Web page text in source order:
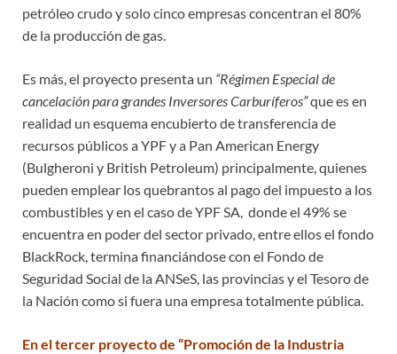
petróleo crudo y solo cinco empresas concentran el 80%
de la producción de gas.
Es más, el proyecto presenta un “Régimen Especial de
cancelación para grandes Inversores Carburíferos”que es en
realidad un esquema encubierto de transferencia de
recursos públicos a YPF y a Pan American Energy
(Bulgheroni y British Petroleum) principalmente, quienes
pueden emplear los quebrantos al pago del impuesto a los
combustibles y en el caso de YPF SA, donde el 49% se
encuentra en poder del sector privado, entre ellos el fondo
BlackRock, termina financiándose con el Fondo de
Seguridad Social de la ANSeS, las provincias y el Tesoro de
la Nación como si fuera una empresa totalmente pública.
En el tercer proyecto de “Promoción de la Industria